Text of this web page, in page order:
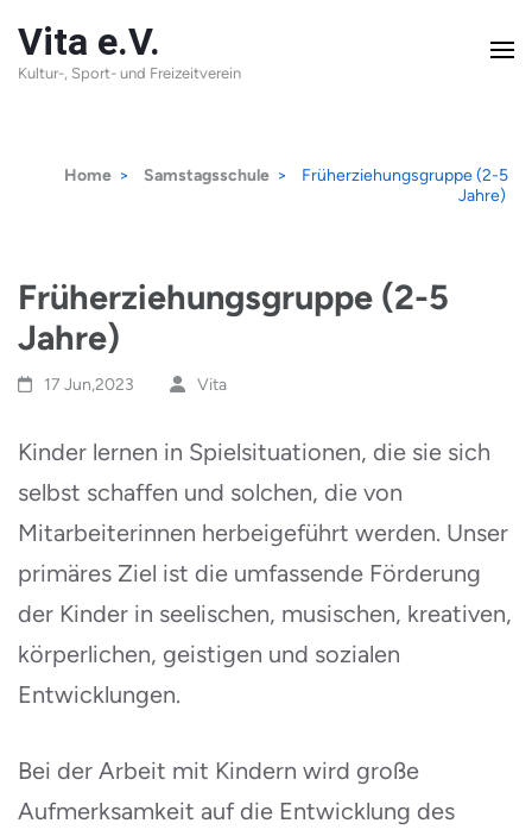
Vita e.V.
Kultur-, Sport- und Freizeitverein
Home > Samstagsschule >
Früherziehungsgruppe (2-5
Jahre)
Früherziehungsgruppe (2-5
Jahre)
17 Jun,2023 Vita
Kinder lernen in Spielsituationen, die sie sich
selbst schaffen und solchen, die von
Mitarbeiterinnen herbeigeführt werden. Unser
primäres Ziel ist die umfassende Förderung
der Kinder in seelischen, musischen, kreativen,
körperlichen, geistigen und sozialen
Entwicklungen.
Bei der Arbeit mit Kindern wird große
Aufmerksamkeit auf die Entwicklung des